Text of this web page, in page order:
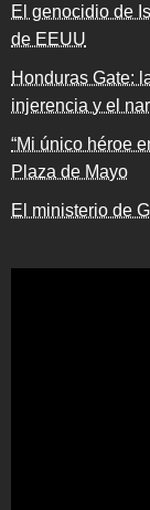
El genocidio de
de EEUU
Honduras Gate:
injerencia y el
“Mi único héroe
Plaza de Mayo
El ministerio de